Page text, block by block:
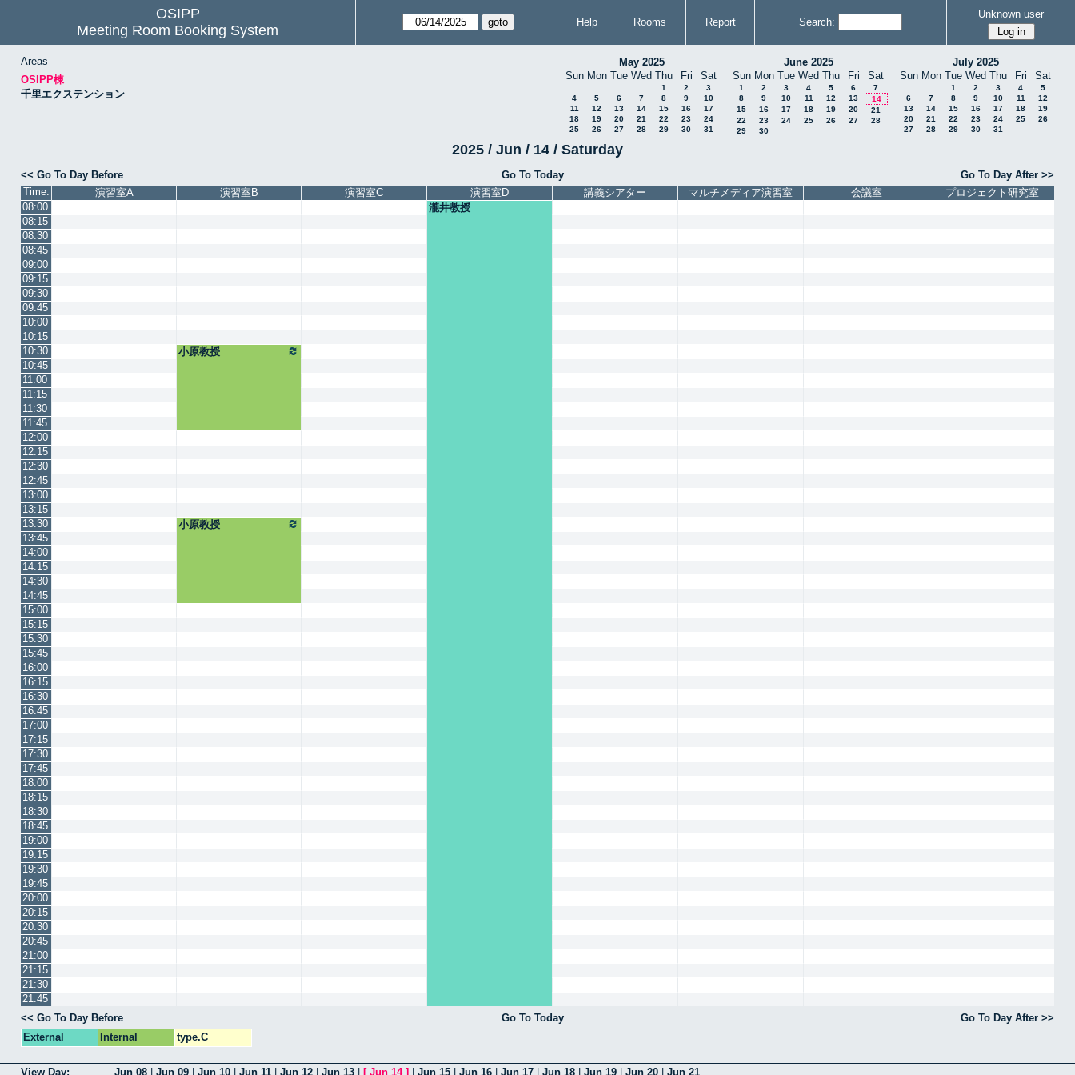
OSIPP
Meeting Room Booking System
Help Rooms Report Search:
Unknown user
Areas
OSIPP棟
千里エクステンション
May 2025
Sun Mon Tue Wed Thu Fri Sat
1 2
3
4
5 6 7 8 9
10
11
12 13 14 15 16
17
18
19 20 21 22 23
24
25
26 27 28 29 30 31
June 2025
Sun Mon Tue Wed Thu Fri Sat
1 2 3 4 5 6
7
8
9 10 11 12 13
14
15
16 17 18 19 20
21
22
23 24 25 26 27
28
29
30
July 2025
Sun Mon Tue Wed Thu Fri Sat
1 2 3 4
5
6
7 8 9 10 11
12
13
14 15 16 17 18
19
20
21 22 23 24 25
26
27
28 29 30 31
2025 / Jun / 14 / Saturday
<< Go To Day Before Go To Today
Go To Day After >>
Time:
演習室A 演習室B 演習室C 演習室D 講義シアター マルチメディア演習室 会議室
プロジェクト研究室
08:00
瀧井教授
08:15
08:30
08:45
09:00
09:15
09:30
09:45
10:00
10:15
10:30
小原教授
10:45
11:00
11:15
11:30
11:45
12:00
12:15
12:30
12:45
13:00
13:15
13:30
小原教授
13:45
14:00
14:15
14:30
14:45
15:00
15:15
15:30
15:45
16:00
16:15
16:30
16:45
17:00
17:15
17:30
17:45
18:00
18:15
18:30
18:45
19:00
19:15
19:30
19:45
20:00
20:15
20:30
20:45
21:00
21:15
21:30
21:45
<< Go To Day Before
Go To Today
Go To Day After >>
External
Internal type.C
View Day: Jun 08 Jun 09 Jun 10 Jun 11 Jun 12 Jun 13 [ Jun 14] Jun 15 Jun 16 Jun 17 Jun 18 Jun 19 Jun 20 Jun 21